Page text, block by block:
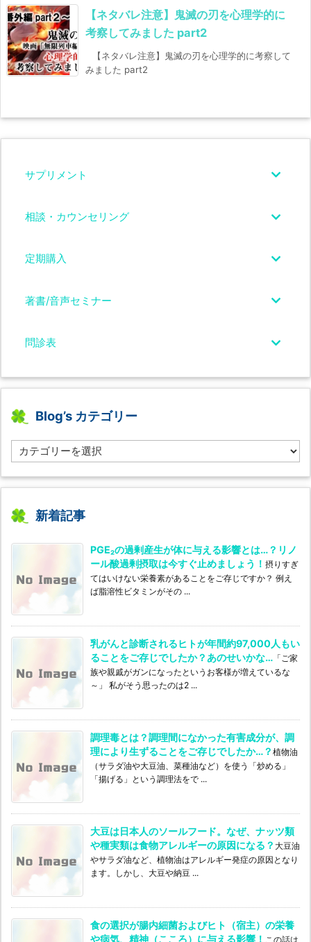
【ネタバレ注意】鬼滅の刃を心理学的に
考察してみました part2
【ネタバレ注意】鬼滅の刃を心理学的に考察して
みました part2
サプリメント
相談・カウンセリング
定期購入
著書/音声セミナー
問診表
Blog’s カテゴリー
l
g’s
テ
リ
新着記事
PGE₂の過剰産生が体に与える影響とは…？リノ
ール酸過剰摂取は今すぐ止めましょう！ 摂りすぎ
てはいけない栄養素があることをご存じですか？ 例え
ば脂溶性ビタミンがその ...
乳がんと診断されるヒトが年間約97,000人もい
ることをご存じでしたか？あのせいかな… 「ご家
族や親戚がガンになったというお客様が増えているな
～」 私がそう思ったのは2 ...
調理毒とは？調理間になかった有害成分が、調
理により生ずることをご存じでしたか…？ 植物油
（サラダ油や大豆油、菜種油など）を使う「炒める」
「揚げる」という調理法をで ...
大豆は日本人のソールフード。なぜ、ナッツ類
や種実類は食物アレルギーの原因になる？ 大豆油
やサラダ油など、植物油はアレルギー発症の原因となり
ます。しかし、大豆や納豆 ...
食の選択が腸内細菌およびヒト（宿主）の栄養
や病気、精神（こころ）に与える影響！ この話は